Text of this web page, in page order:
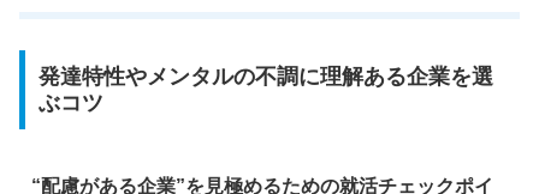
発達特性やメンタルの不調に理解ある企業を選
ぶコツ
“配慮がある企業”を見極めるための就活チェックポイ